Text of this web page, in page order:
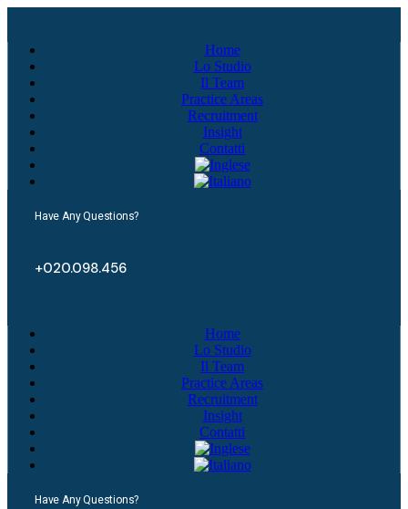
Home
Lo Studio
Il Team
Practice Areas
Recruitment
Insight
Contatti
+020.098.456
Have Any Questions?
Home
Lo Studio
Il Team
Practice Areas
Recruitment
Insight
Contatti
Have Any Questions?